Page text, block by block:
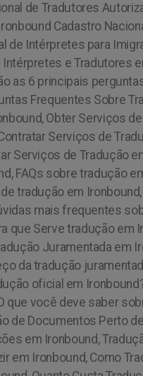
de Tradutores
Cadastro
de Intérpretes para
e Tradutores